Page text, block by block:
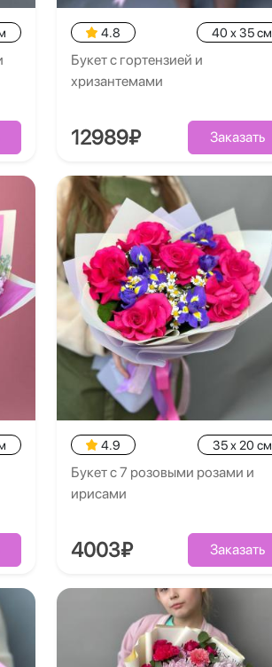
4.8 40 x 35 см
Букет с гортензией и
хризантемами
12989₽ Заказать
4.9 35 x 20 см
Букет с 7 розовыми розами и
ирисами
4003₽ Заказать